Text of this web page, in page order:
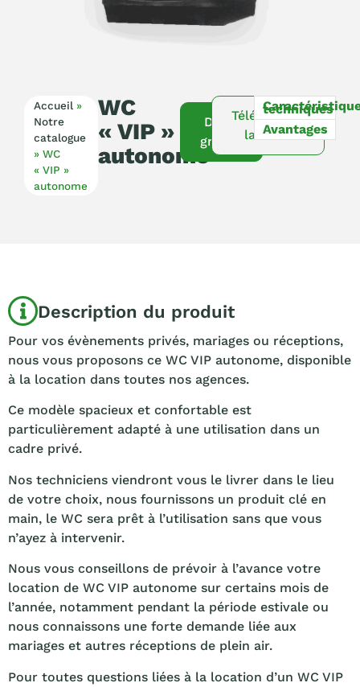
Accueil »
Notre
catalogue
» WC
« VIP »
autonome
WC
« VIP »
autonome
Devis
gratuit
Télécharger
la fiche
techniques
Avantages
Description du produit
Pour vos évènements privés, mariages ou réceptions,
nous vous proposons ce WC VIP autonome, disponible
à la location dans toutes nos agences.
Ce modèle spacieux et confortable est
particulièrement adapté à une utilisation dans un
cadre privé.
Nos techniciens viendront vous le livrer dans le lieu
de votre choix, nous fournissons un produit clé en
main, le WC sera prêt à l’utilisation sans que vous
n’ayez à intervenir.
Nous vous conseillons de prévoir à l’avance votre
location de WC VIP autonome sur certains mois de
l’année, notamment pendant la période estivale ou
nous connaissons une forte demande liée aux
mariages et autres réceptions de plein air.
Pour toutes questions liées à la location d’un WC VIP